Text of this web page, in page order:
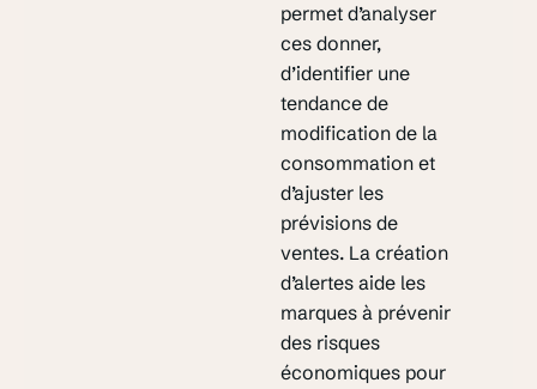
permet d’analyser
ces donner,
d’identifier une
tendance de
modification de la
consommation et
d’ajuster les
prévisions de
ventes. La création
d’alertes aide les
marques à prévenir
des risques
économiques pour